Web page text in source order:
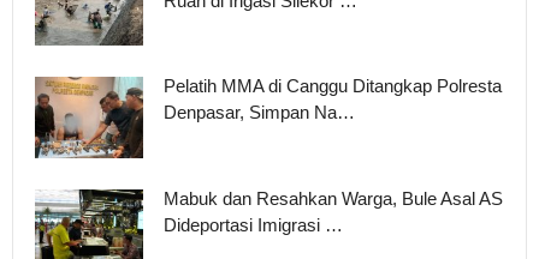
Pelatih MMA di Canggu Ditangkap Polresta
Denpasar, Simpan Na…
Mabuk dan Resahkan Warga, Bule Asal AS
Dideportasi Imigrasi …